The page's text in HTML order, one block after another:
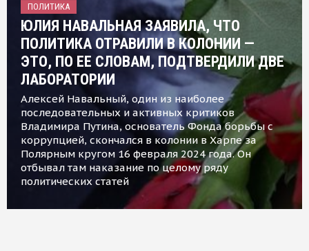
ПОЛИТИКА
ЮЛИЯ НАВАЛЬНАЯ ЗАЯВИЛА, ЧТО
ПОЛИТИКА ОТРАВИЛИ В КОЛОНИИ —
ЭТО, ПО ЕЕ СЛОВАМ, ПОДТВЕРДИЛИ ДВЕ
ЛАБОРАТОРИИ
Алексей Навальный, один из наиболее
последовательных и активных критиков
Владимира Путина, основатель Фонда борьбы с
коррупцией, скончался в колонии в Харпе за
Полярным кругом 16 февраля 2024 года. Он
отбывал там наказание по целому ряду
политических статей